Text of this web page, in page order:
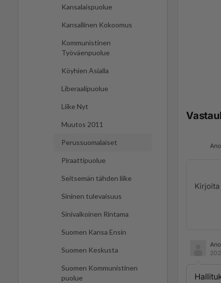
Kansalaispuolue
Kansallinen Kokoomus
Kommunistinen
Työväenpuolue
Köyhien Asialla
Liberaalipuolue
Liike Nyt
Muutos 2011
Perussuomalaiset
Piraattipuolue
Seitsemän tähden liike
Sininen tulevaisuus
Sinivalkoinen Rintama
Suomen Kansa Ensin
Suomen Keskusta
Suomen Kommunistinen
puolue